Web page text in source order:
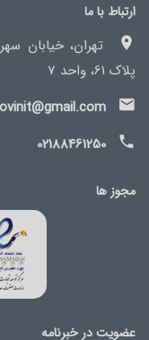
ارتباط با ما
تهران، خیابان
پلاک 61، واحد 7
02188461250
مجوز ها
عضویت در خبرنامه